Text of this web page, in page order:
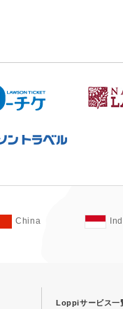
China
Loppiサービス一